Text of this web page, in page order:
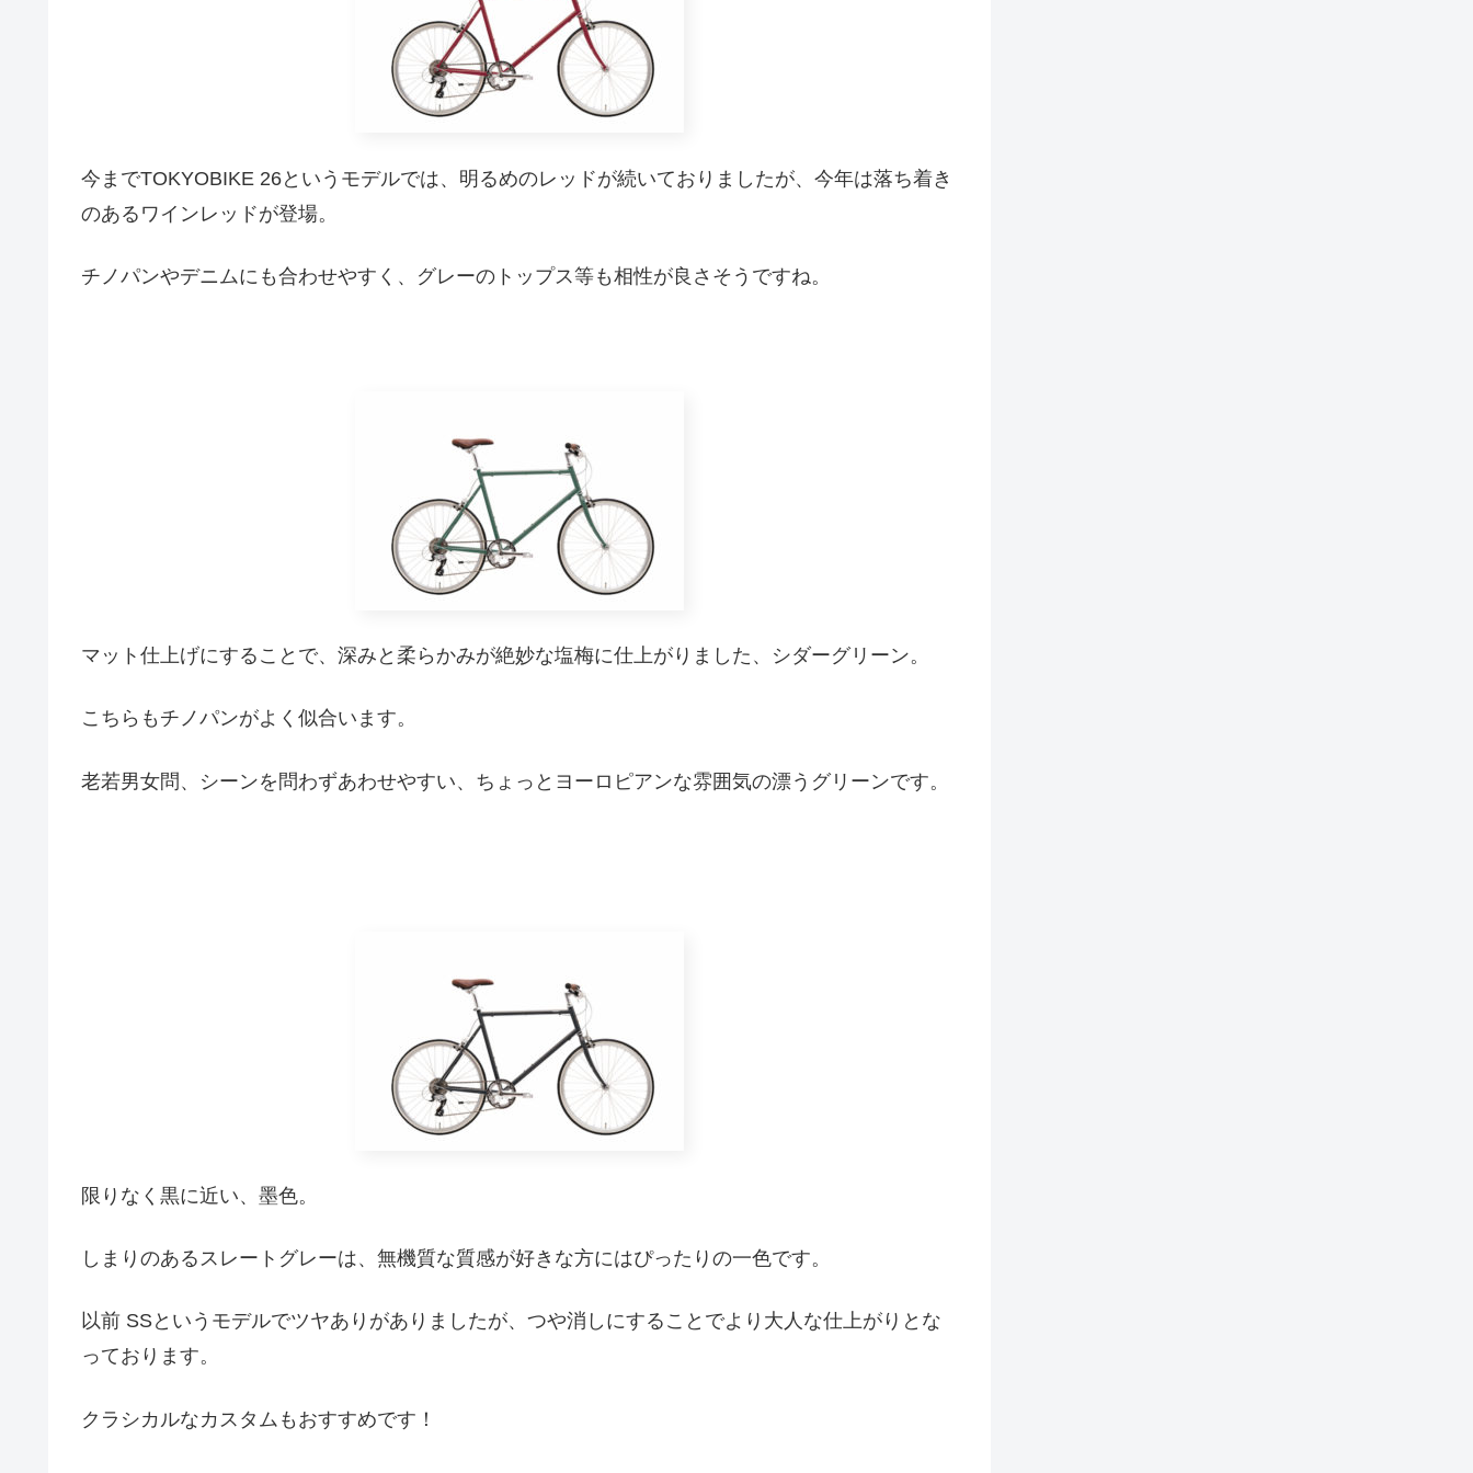
今までTOKYOBIKE 26というモデルでは、明るめのレッドが続いておりましたが、今年は落ち着き
のあるワインレッドが登場。
チノパンやデニムにも合わせやすく、グレーのトップス等も相性が良さそうですね。
マット仕上げにすることで、深みと柔らかみが絶妙な塩梅に仕上がりました、シダーグリーン。
こちらもチノパンがよく似合います。
老若男女問、シーンを問わずあわせやすい、ちょっとヨーロピアンな雰囲気の漂うグリーンです。
限りなく黒に近い、墨色。
しまりのあるスレートグレーは、無機質な質感が好きな方にはぴったりの一色です。
以前 SSというモデルでツヤありがありましたが、つや消しにすることでより大人な仕上がりとな
っております。
クラシカルなカスタムもおすすめです！